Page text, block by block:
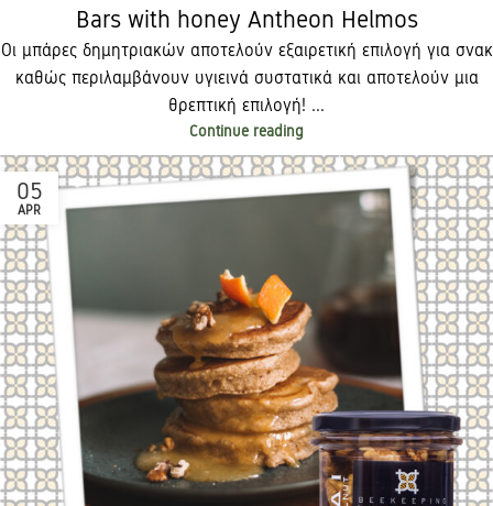
Bars with honey Antheon Helmos
Οι μπάρες δημητριακών αποτελούν εξαιρετική επιλογή για σνακ
καθώς περιλαμβάνουν υγιεινά συστατικά και αποτελούν μια
θρεπτική επιλογή!​ ...
Continue reading
05
APR